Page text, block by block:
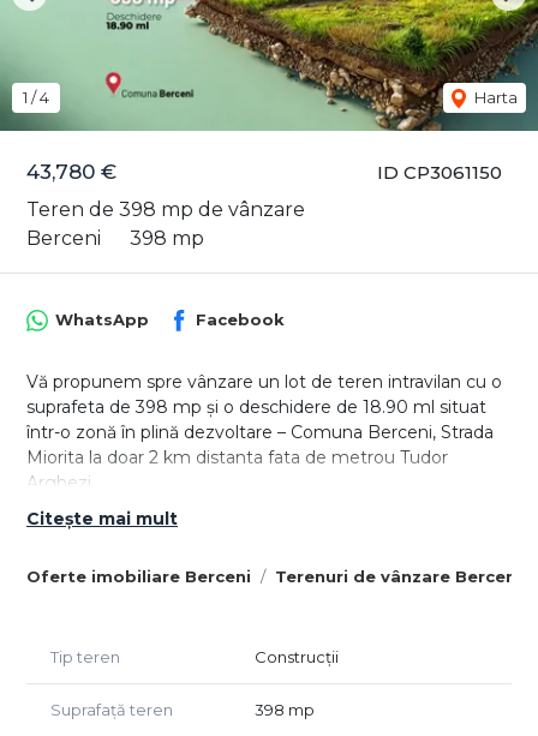
ID CP3061150
43,780 €
Teren de 398 mp de vânzare
Berceni
398 mp
1 /4 Harta
Oferte imobiliare Berceni Terenuri de vânzare Berceni
WhatsApp Facebook
Vă propunem spre vânzare un lot de teren intravilan cu o
suprafeta de 398 mp și o deschidere de 18.90 ml situat
într-o zonă în plină dezvoltare – Comuna Berceni, Strada
Miorita la doar 2 km distanta fata de metrou Tudor
Arghezi
- Acces facil – direct din Strada Miorita
posibilitate de branșare rapidă
Lotul se află într-o zonă liniștită, cu acces rapid către
cadru perfect pentru construirea unei case moderne într-
Citește mai mult
Tip teren Construcții
Suprafață teren 398 mp